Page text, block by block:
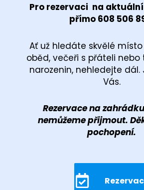
Pro rezervaci na
přímo 608 506
Ať už hledáte skvělé
oběd, večeři s přáteli
narozenin, nehledejte dál.
Vás.
Rezervace na
nemůžeme přijmout.
pochopení.